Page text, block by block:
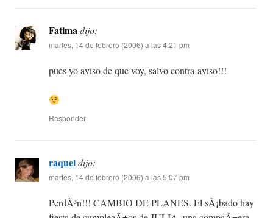
Fatimadijo:
martes, 14 de febrero (2006) a las 4:21 pm
pues yo aviso de que voy, salvo contra-aviso!!!
Responder
raqueldijo:
martes, 14 de febrero (2006) a las 5:07 pm
PerdÃ³n!!! CAMBIO DE PLANES. El sÃ¡bado hay